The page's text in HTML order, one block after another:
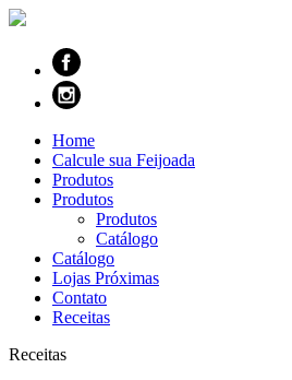
Home
Calcule sua Feijoada
Produtos
Produtos
Produtos
Catálogo
Catálogo
Lojas Próximas
Contato
Receitas
Receitas